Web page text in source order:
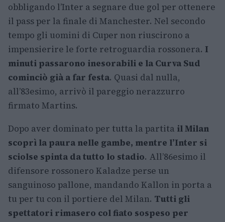
obbligando l’Inter a segnare due gol per ottenere
il pass per la finale di Manchester. Nel secondo
tempo gli uomini di Cuper non riuscirono a
impensierire le forte retroguardia rossonera. I
minuti passarono inesorabili e la Curva Sud
cominciò già a far festa. Quasi dal nulla,
all’83esimo, arrivò il pareggio nerazzurro
firmato Martins.
Dopo aver dominato per tutta la partita il Milan
scoprì la paura nelle gambe, mentre l’Inter si
sciolse spinta da tutto lo stadio. All’86esimo il
difensore rossonero Kaladze perse un
sanguinoso pallone, mandando Kallon in porta a
tu per tu con il portiere del Milan. Tutti gli
spettatori rimasero col fiato sospeso per